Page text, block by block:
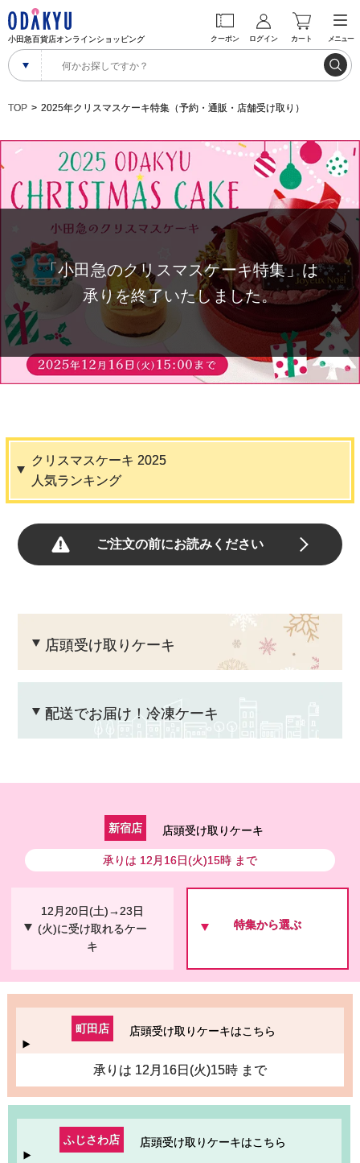
小田急百貨店オンラインショッピング クーポン ログイン カート メニュー
TOP 2025年クリスマスケーキ特集（予約・通販・店舗受け取り）
「小田急のクリスマスケーキ特集」は
承りを終了いたしました。
クリスマスケーキ 2025
人気ランキング
ご注文の前にお読みください
店頭受け取りケーキ
配送でお届け！冷凍ケーキ
新宿店 店頭受け取りケーキ
承りは 12月16日(火)15時 まで
12月20日(土)→23日
(火)に受け取れるケー
キ
特集から選ぶ
町田店 店頭受け取りケーキはこちら
承りは 12月16日(火)15時 まで
ふじさわ店 店頭受け取りケーキはこちら